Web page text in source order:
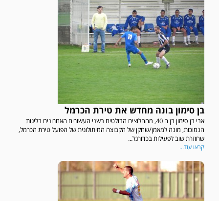
בן סימון בונה מחדש את טירת הכרמל
אבי בן סימון בן ה 40, מהחלוצים הבולטים בשני העשורים האחרונים בליגות
הנמוכות, מונה למאמן/שחקן של הקבוצה המיתולוגית של הפועל טירת הכרמל,
שחוזרת שוב לפעילות בכדורגל...
קראו עוד...